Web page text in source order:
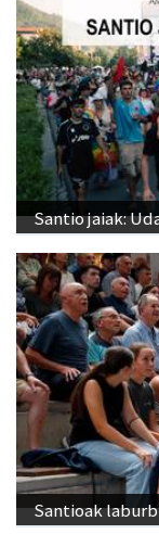
Santio jaiak:
Santioak